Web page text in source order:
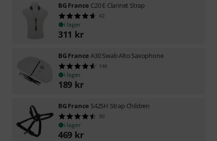
BG France C20 E Clarinet Strap
42
i lager
311 kr
BG France A30 Swab Alto Saxophone
144
i lager
189 kr
BG France S42SH Strap Children
90
i lager
469 kr